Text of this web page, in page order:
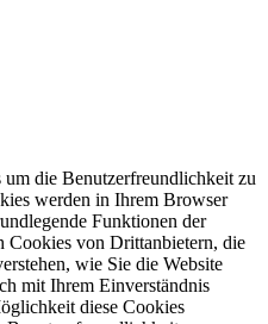
die Benutzerfreundlichkeit zu
werden in Ihrem Browser
Funktionen der
Cookies von Drittanbietern, die
wie Sie die Website
mit Ihrem Einverständnis
diese Cookies